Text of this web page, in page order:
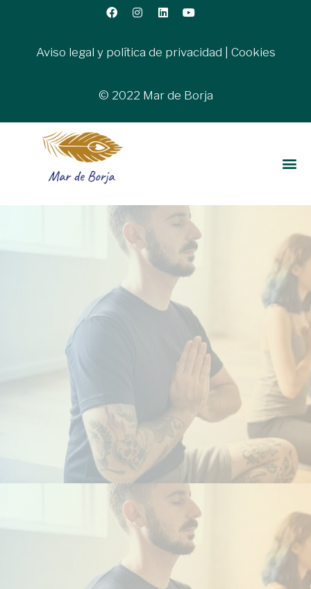
Aviso legal y política de privacidad Cookies
© 2022 Mar de Borja